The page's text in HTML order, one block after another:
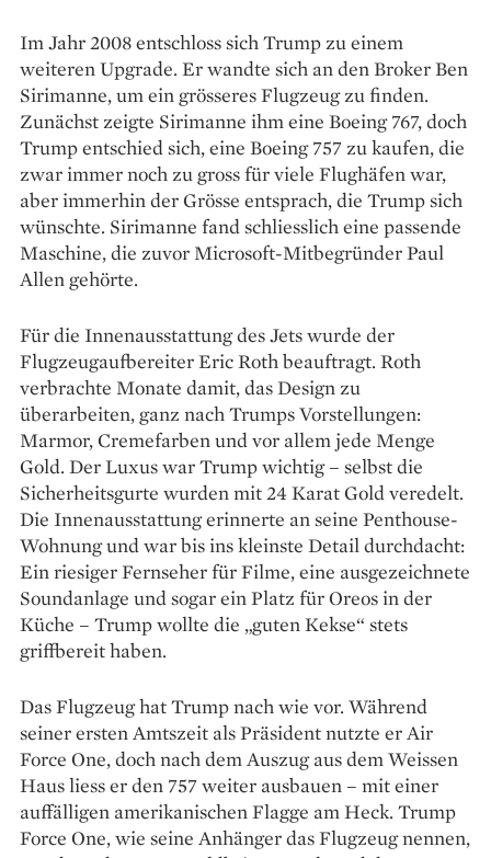
Im Jahr 2008 entschloss sich Trump zu einem
weiteren Upgrade. Er wandte sich an den Broker Ben
Sirimanne, um ein grösseres Flugzeug zu finden.
Zunächst zeigte Sirimanne ihm eine Boeing 767, doch
Trump entschied sich, eine Boeing 757 zu kaufen, die
zwar immer noch zu gross für viele Flughäfen war,
aber immerhin der Grösse entsprach, die Trump sich
wünschte. Sirimanne fand schliesslich eine passende
Maschine, die zuvor Microsoft-Mitbegründer Paul
Allen gehörte.
Für die Innenausstattung des Jets wurde der
Flugzeugaufbereiter Eric Roth beauftragt. Roth
verbrachte Monate damit, das Design zu
überarbeiten, ganz nach Trumps Vorstellungen:
Marmor, Cremefarben und vor allem jede Menge
Gold. Der Luxus war Trump wichtig – selbst die
Sicherheitsgurte wurden mit 24 Karat Gold veredelt.
Die Innenausstattung erinnerte an seine Penthouse-
Wohnung und war bis ins kleinste Detail durchdacht:
Ein riesiger Fernseher für Filme, eine ausgezeichnete
Soundanlage und sogar ein Platz für Oreos in der
Küche – Trump wollte die „guten Kekse“ stets
griffbereit haben.
Das Flugzeug hat Trump nach wie vor. Während
seiner ersten Amtszeit als Präsident nutzte er Air
Force One, doch nach dem Auszug aus dem Weissen
Haus liess er den 757 weiter ausbauen – mit einer
auffälligen amerikanischen Flagge am Heck. Trump
Force One, wie seine Anhänger das Flugzeug nennen,